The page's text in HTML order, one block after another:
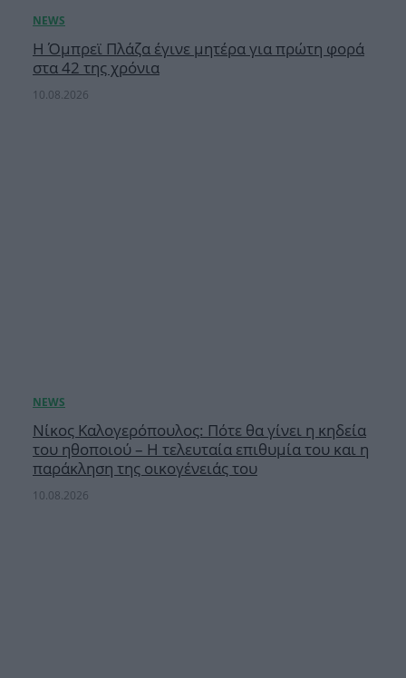
Η Όμπρεϊ Πλάζα έγινε μητέρα για πρώτη φορά
στα 42 της χρόνια
10.08.2026
Νίκος Καλογερόπουλος: Πότε θα γίνει η κηδεία
του ηθοποιού – Η τελευταία επιθυμία του και η
παράκληση της οικογένειάς του
10.08.2026